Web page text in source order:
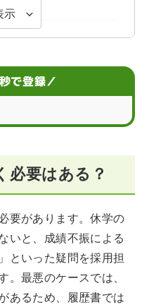
書き方
示
で登録／
必要はある？
要があります。休学の
いと、成績不振による
といった疑問を採用担
。最悪のケースでは、
あるため、履歴書では